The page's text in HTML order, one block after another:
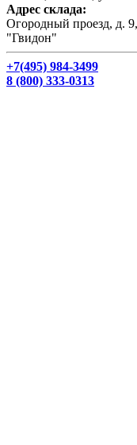
Адрес склада:
Огородный проезд, д.
"Гвидон"
+7(495) 984-3499
8 (800) 333-0313